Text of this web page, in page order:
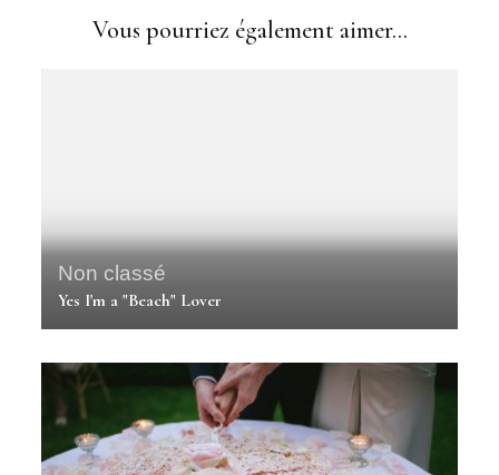
Vous pourriez également aimer...
Non classé
Yes I'm a "Beach" Lover